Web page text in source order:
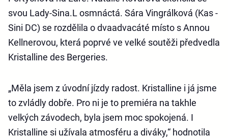
svou Lady-Sina.L osmnáctá. Sára Vingrálková (Kas -
Sini DC) se rozdělila o dvaadvacáté místo s Annou
Kellnerovou, která poprvé ve velké soutěži předvedla
Kristalline des Bergeries.
„Měla jsem z úvodní jízdy radost. Kristalline i já jsme
to zvládly dobře. Pro ni je to premiéra na takhle
velkých závodech, byla jsem moc spokojená. I
Kristalline si užívala atmosféru a diváky,“ hodnotila